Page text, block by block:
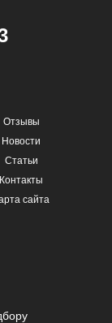
Отзывы
Новости
Статьи
Контакты
сайта